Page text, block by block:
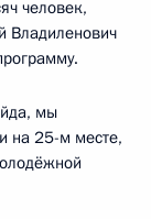
человек,
Владиленович
мы
на 25-м месте,